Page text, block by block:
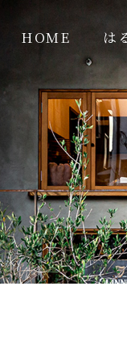
HOME は